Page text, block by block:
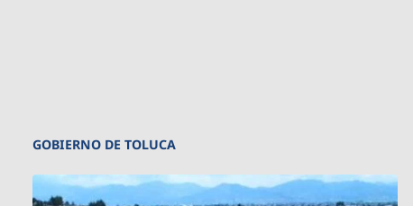
GOBIERNO DE TOLUCA